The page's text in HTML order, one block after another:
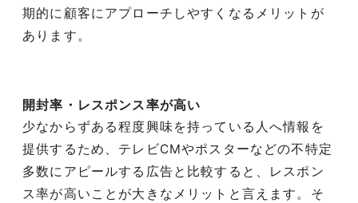
期的に顧客にアプローチしやすくなるメリットが
あります。
開封率・レスポンス率が高い
少なからずある程度興味を持っている人へ情報を
提供するため、テレビCMやポスターなどの不特定
多数にアピールする広告と比較すると、レスポン
ス率が高いことが大きなメリットと言えます。そ